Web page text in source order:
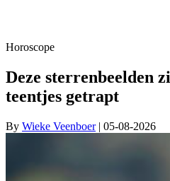
Horoscope
Deze sterrenbeelden
teentjes getrapt
By Wieke Veenboer| 05-08-2026